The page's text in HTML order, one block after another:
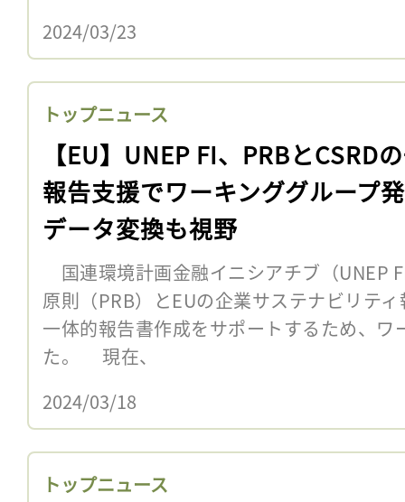
2024/03/23
トップニュース
【EU】UNEP FI、PRBとCSRD
報告支援でワーキンググループ
データ変換も視野
国連環境計画金融イニシアチブ（UNEP
原則（PRB）とEUの企業サステナビリテ
一体的報告書作成をサポートするため、ワ
た。 現在、
2024/03/18
トップニュース